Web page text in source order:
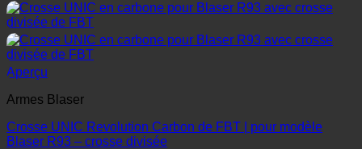
Aperçu
Armes Blaser
Crosse UNIC Revolution Carbon de FBT | pour modèle
Blaser R93 – crosse divisée